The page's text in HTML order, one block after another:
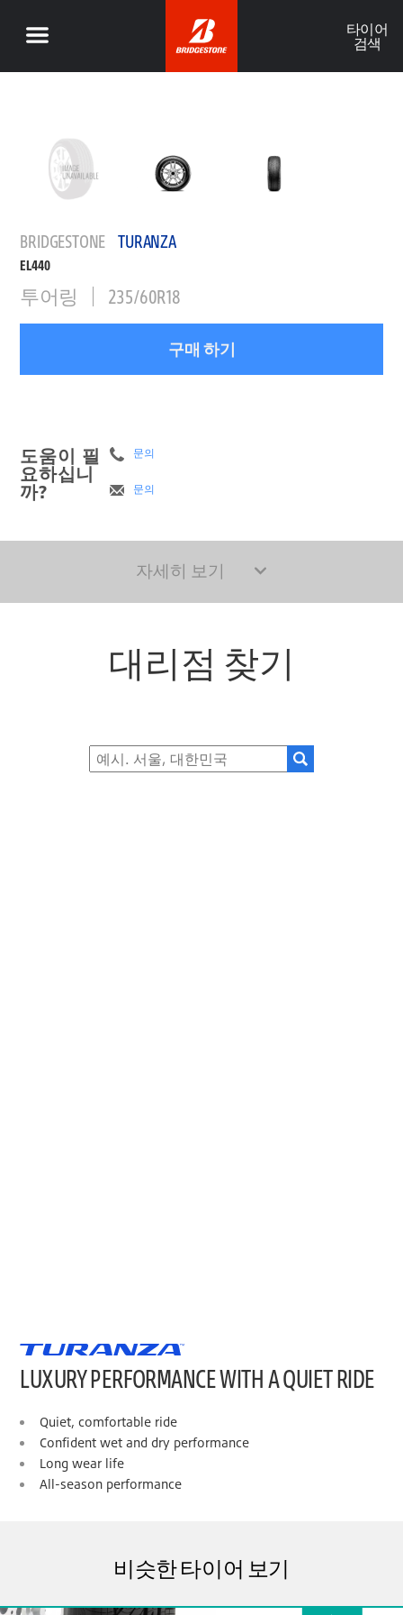
타이어
검색
BRIDGESTONE TURANZA
EL440
투어링 235/60R18
구매 하기
도움이 필
요하십니
까?
문의
문의
자세히 보기
대리점 찾기
LUXURY PERFORMANCE WITH A QUIET RIDE
Quiet, comfortable ride
Confident wet and dry performance
Long wear life
All-season performance
비슷한 타이어 보기